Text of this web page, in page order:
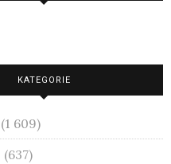
KATEGORIE
(1 609)
(637)